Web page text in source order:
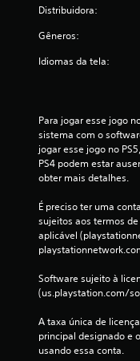
Distribuidora:
Gêneros:
Idiomas da tela:
Para jogar esse jogo
sistema com o
jogar esse jogo no
PS4 podem estar
obter mais detalhes.
É preciso ter uma
sujeitos aos termos
aplicável
Software sujeito à
(us.playstation.com/
A taxa única de
principal designado e
usando essa conta.